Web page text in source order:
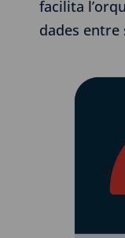
facilita
dades entre